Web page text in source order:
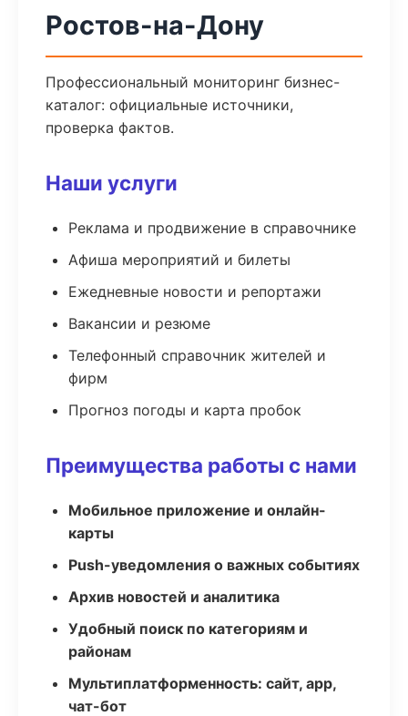
Ростов-на-Дону
Профессиональный мониторинг бизнес-
каталог: официальные источники,
проверка фактов.
Наши услуги
Реклама и продвижение в справочнике
Афиша мероприятий и билеты
Ежедневные новости и репортажи
Вакансии и резюме
Телефонный справочник жителей и
фирм
Прогноз погоды и карта пробок
Преимущества работы с нами
Мобильное приложение и онлайн-
карты
Push-уведомления о важных событиях
Архив новостей и аналитика
Удобный поиск по категориям и
районам
Мультиплатформенность: сайт, app,
чат-бот